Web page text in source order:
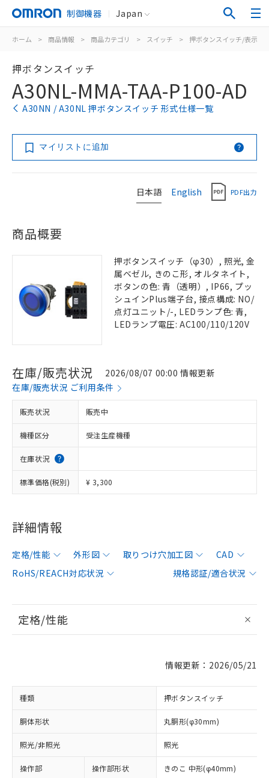
制御機器 Japan
ホーム > 商品情報 > 商品カテゴリ > スイッチ > 押ボタンスイッチ/表示灯
押ボタンスイッチ
A30NL-MMA-TAA-P100-AD
A30NN / A30NL 押ボタンスイッチ 形式仕様一覧
マイリストに追加
日本語 English PDF出力
商品概要
押ボタンスイッチ（φ30）, 照光, 金
属ベゼル, きのこ形, オルタネイト,
ボタンの色: 青（透明）, IP66, プッ
シュインPlus端子台, 接点構成: NO/
点灯ユニット/-, LEDランプ色: 青,
LEDランプ電圧: AC100/110/120V
在庫/販売状況
2026/08/07 00:00 情報更新
在庫/販売状況 ご利用条件
販売状況 販売中
機種区分 受注生産機種
在庫状況
標準価格(税別) ¥ 3,300
詳細情報
定格/性能 外形図 取りつけ穴加工図
CAD
RoHS/REACH対応状況
規格認証/適合状況
定格/性能
情報更新：2026/05/21
種類 押ボタンスイッチ
胴体形状 丸胴形(φ30mm)
照光/非照光 照光
操作部 操作部形状 きのこ 中形(φ40mm)